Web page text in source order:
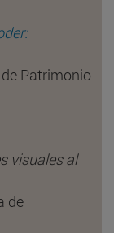
Patrimonio
visuales al
de